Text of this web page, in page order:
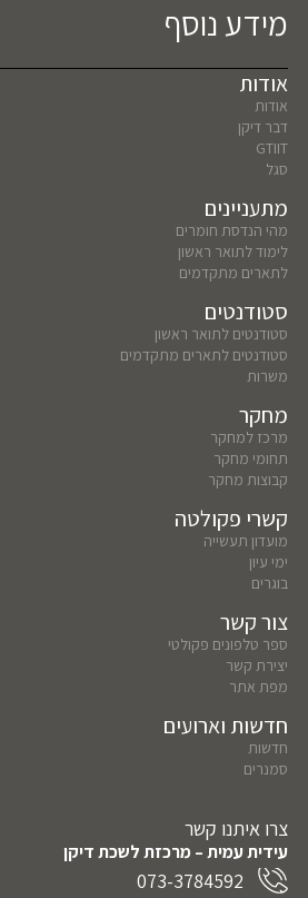
מידע נוסף
אודות
אודות
דבר דיקן
GTIIT
סגל
מתעניינים
מהי הנדסת חומרים
לימוד לתואר ראשון
לתארים מתקדמים
סטודנטים
סטודנטים לתואר ראשון
סטודנטים לתארים מתקדמים
משרות
מחקר
מרכז למחקר
תחומי מחקר
קבוצות מחקר
קשרי פקולטה
מועדון תעשייה
ימי עיון
בוגרים
צור קשר
ספר טלפונים פקולטי
יצירת קשר
מפת אתר
חדשות וארועים
חדשות
סמנרים
צרו איתנו קשר
עידית עמית – מרכזת לשכת דיקן
073-3784592